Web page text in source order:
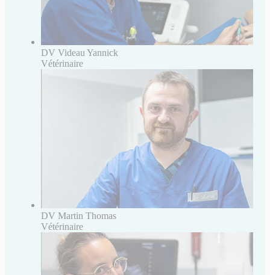
DV Videau Yannick
Vétérinaire
DV Martin Thomas
Vétérinaire